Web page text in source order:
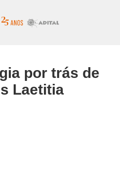
por trás de
Laetitia